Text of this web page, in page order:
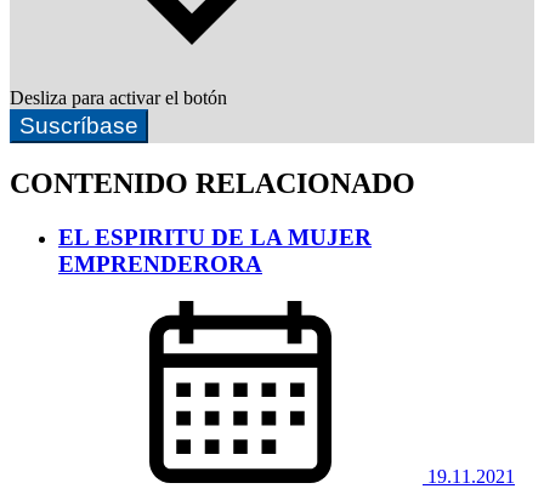
Desliza para activar el botón
Suscríbase
CONTENIDO RELACIONADO
EL ESPIRITU DE LA MUJER
EMPRENDERORA
19.11.2021